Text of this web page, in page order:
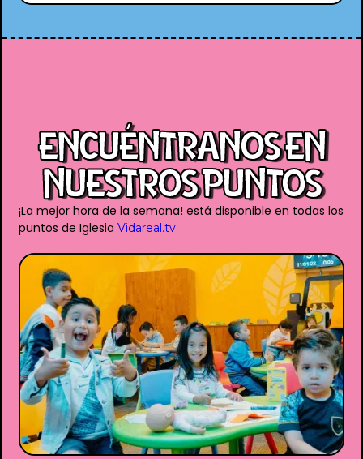
ENCUÉNTRANOS EN
NUESTROS PUNTOS
¡La mejor hora de la semana! está disponible en todas los
puntos de Iglesia Vidareal.tv